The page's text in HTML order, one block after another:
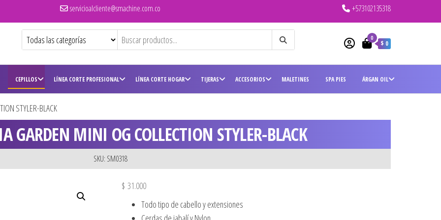
servicioalcliente@smachine.com.co +573102135318
0
$ 0
CEPILLOS LÍNEA CORTE PROFESIONAL LÍNEA CORTE HOGAR TIJERAS ACCESORIOS MALETINES SPA PIES ÁRGAN OIL
STYLER-BLACK
GARDEN MINI OG COLLECTION STYLER-BLACK
SKU: SM0318
$ 31.000
Todo tipo de cabello y extensiones